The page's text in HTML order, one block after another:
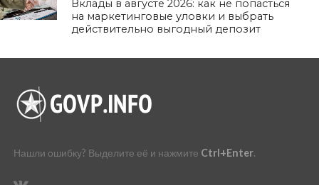
Вклады в августе 2026: как не попасться
на маркетинговые уловки и выбрать
действительно выгодный депозит
Нашли ошибку? Выделите её и нажмите Ctrl+Enter.